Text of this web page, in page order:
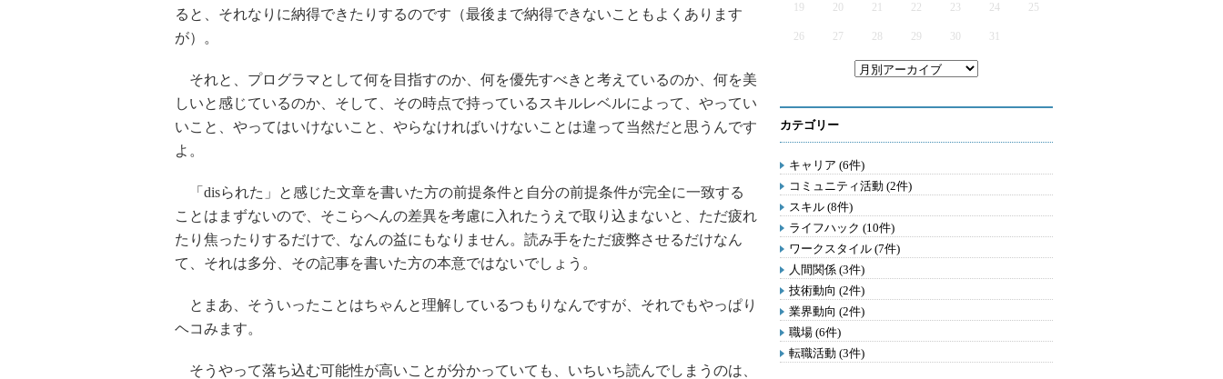
ると、それなりに納得できたりするのです（最後まで納得できないこともよくあります
が）。
それと、プログラマとして何を目指すのか、何を優先すべきと考えているのか、何を美
しいと感じているのか、そして、その時点で持っているスキルレベルによって、やってい
いこと、やってはいけないこと、やらなければいけないことは違って当然だと思うんです
よ。
「disられた」と感じた文章を書いた方の前提条件と自分の前提条件が完全に一致する
ことはまずないので、そこらへんの差異を考慮に入れたうえで取り込まないと、ただ疲れ
たり焦ったりするだけで、なんの益にもなりません。読み手をただ疲弊させるだけなん
て、それは多分、その記事を書いた方の本意ではないでしょう。
とまあ、そういったことはちゃんと理解しているつもりなんですが、それでもやっぱり
ヘコみます。
そうやって落ち込む可能性が高いことが分かっていても、いちいち読んでしまうのは、
19 20 21 22 23 24 25
26 27 28 29 30 31
カテゴリー
キャリア (6件)
コミュニティ活動 (2件)
スキル (8件)
ライフハック (10件)
ワークスタイル (7件)
人間関係 (3件)
技術動向 (2件)
業界動向 (2件)
職場 (6件)
転職活動 (3件)